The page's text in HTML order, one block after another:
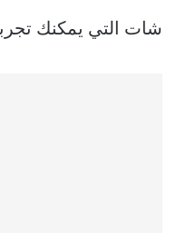
شات التي يمكنك